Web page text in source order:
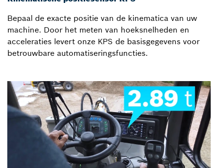
Bepaal de exacte positie van de kinematica van uw
machine. Door het meten van hoeksnelheden en
acceleraties levert onze KPS de basisgegevens voor
betrouwbare automatiseringsfuncties.